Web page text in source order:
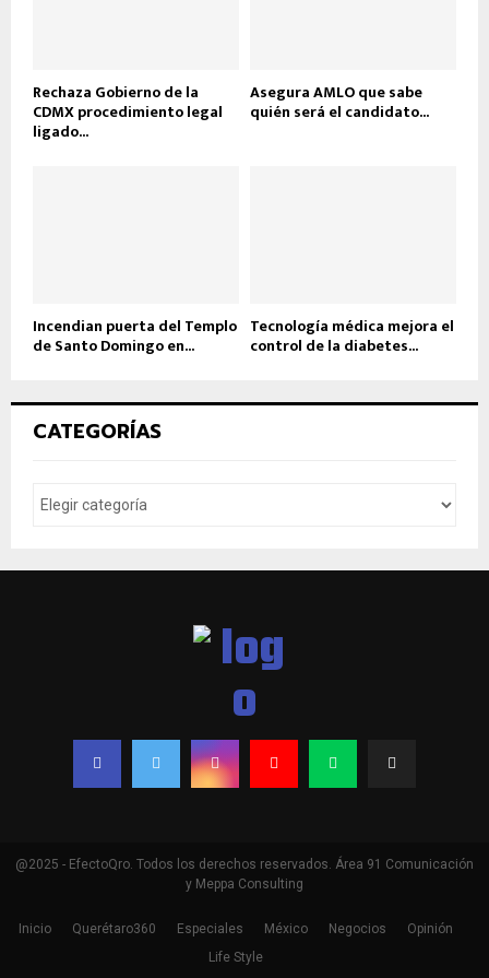
Rechaza Gobierno de la
CDMX procedimiento legal
ligado...
Asegura AMLO que sabe
quién será el candidato...
Incendian puerta del Templo
de Santo Domingo en...
Tecnología médica mejora el
control de la diabetes...
CATEGORÍAS
@2025 - EfectoQro. Todos los derechos reservados. Área 91 Comunicación
y Meppa Consulting
Inicio Querétaro360 Especiales México Negocios
Opinión
Life Style